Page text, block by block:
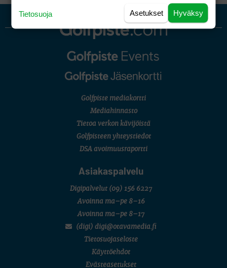
Golfpiste mediakortti
Mediahinnasto
Tietoa verkon kävijöistä
Golfpisteen yhteystiedot
DSA avoimuusraportti
Asiakaspalvelu
Digipalvelut (09) 156 6227
Avoinna ma–pe 8–16
Avoinna ma–pe 8–17
(digi) digi@otavamedia.fi
Tietosuojaseloste
Käyttöehdot
Evästeasetukset
Hyväksy
Asetukset
Tietosuoja